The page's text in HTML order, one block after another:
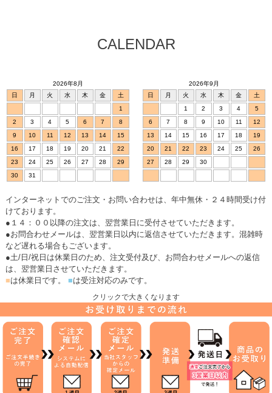
CALENDAR
2026年8月
日
月 火 水 木 金
土
1
2
3 4 5 6 7
8
9
10 11 12 13 14
15
16
17 18 19 20 21
22
23
24 25 26 27 28
29
30
31
2026年9月
日
月 火 水 木 金
土
1
2 3 4
5
6
7 8 9 10 11
12
13
14 15 16 17 18
19
20
21 22 23 24 25
26
27
28 29 30
インターネットでのご注文・お問い合わせは、年中無休・２４時間受け付
けております。
●１４：００以降の注文は、翌営業日に受付させていただきます。
●お問合わせメールは、翌営業日以内に返信させていただきます。混雑時
など遅れる場合もございます。
●土/日/祝日は休業日のため、注文受付及び、お問合わせメールへの返信
は、翌営業日させていただきます。
■は休業日です。 ■は受注対応のみです。
クリックで大きくなります